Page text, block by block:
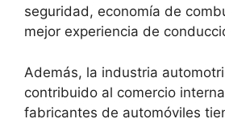
seguridad, economía de
mejor experiencia de
Además, la industria
contribuido al comercio
fabricantes de automóviles